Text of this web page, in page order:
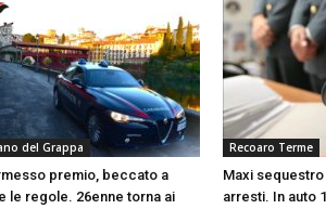
del Grappa
premio, beccato a
le regole. 26enne torna ai
Recoaro Terme
Maxi
arresti. In auto